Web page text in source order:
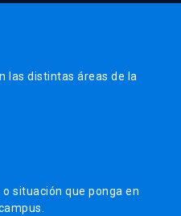
las distintas áreas de la
situación que ponga en